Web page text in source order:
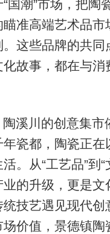
国潮”市场，把陶
准高端艺术品市
这些品牌的共同
故事，都在与消
溪川的创意集市
瓷都，陶瓷正在
。从“工艺品”到“
的升级，更是文
技艺遇见现代创
价值，景德镇陶